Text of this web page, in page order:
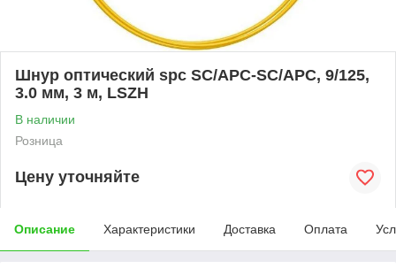
Шнур оптический spc SC/APC-SC/APC, 9/125,
3.0 мм, 3 м, LSZH
В наличии
Розница
Цену уточняйте
Описание Характеристики Доставка Оплата